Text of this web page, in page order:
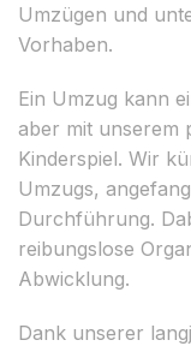
Umzügen und
Vorhaben.
Ein Umzug kann
aber mit unserem
Kinderspiel. Wir
Umzugs,
Durchführung.
reibungslose
Abwicklung.
Dank unserer